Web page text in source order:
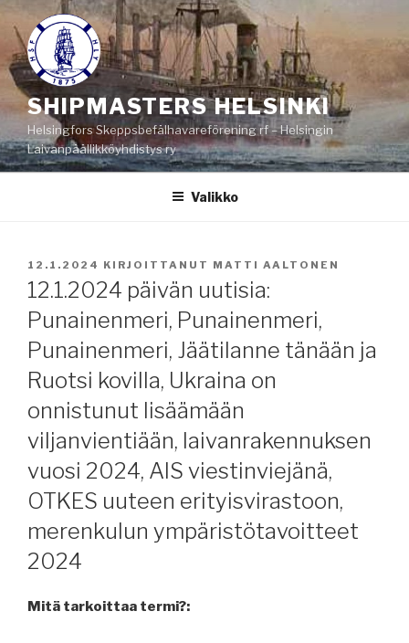
Siirry
sisältöön
SHIPMASTERS HELSINKI
Helsingfors Skeppsbefälhavareförening rf – Helsingin
Laivanpäällikköyhdistys ry
Valikko
JULKAISTU
12.1.2024 KIRJOITTANUT MATTI AALTONEN
12.1.2024 päivän uutisia:
Punainenmeri, Punainenmeri,
Punainenmeri, Jäätilanne tänään ja
Ruotsi kovilla, Ukraina on
onnistunut lisäämään
viljanvientiään, laivanrakennuksen
vuosi 2024, AIS viestinviejänä,
OTKES uuteen erityisvirastoon,
merenkulun ympäristötavoitteet
2024
Mitä tarkoittaa termi?: